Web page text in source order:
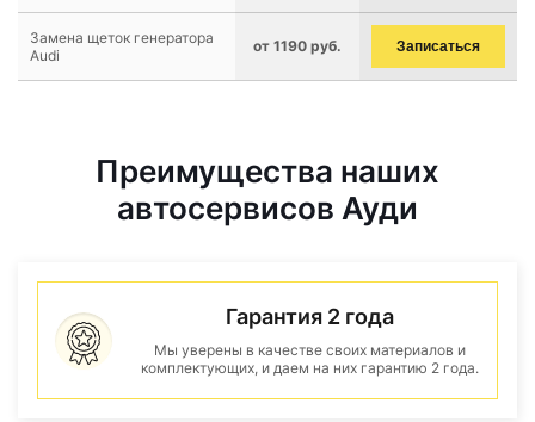
Замена щеток генератора
Audi
от 1190 руб. Записаться
Преимущества наших
автосервисов Ауди
Гарантия 2 года
Мы уверены в качестве своих материалов и
комплектующих, и даем на них гарантию 2 года.